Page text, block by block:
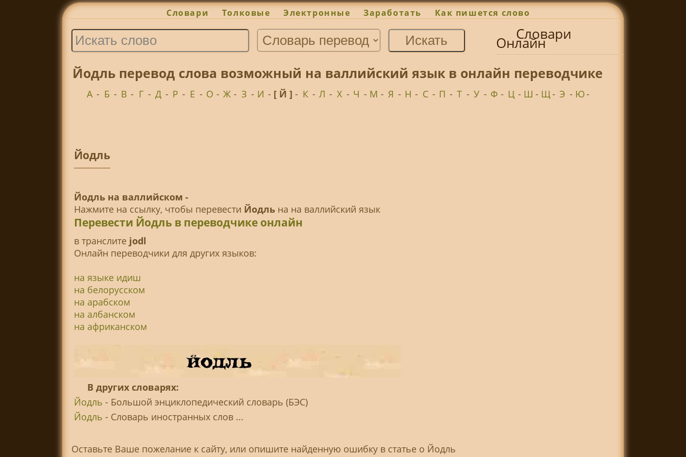
Словари Толковые Электронные Заработать Как пишется слово
Словари
Онлайн
Йодль перевод слова возможный на валлийский язык в онлайн переводчике
А - Б - В - Г - Д - Р - Е - О - Ж - З - И - [ Й ]- К - Л - Х - Ч - М - Я - Н - С - П - Т - У - Ф - Ц - Ш - Щ- Э - Ю-
Йодль
Йодль на валлийском -
Нажмите на ссылку, чтобы перевести Йодльна на валлийский язык
Перевести Йодль в переводчике онлайн
в транслитe jodl
Онлайн переводчики для других языков:
на языке идиш
на белорусском
на арабском
на албанском
на африканском
В других словарях:
Йодль - Большой энциклопедический словарь (БЭС)
Йодль - Словарь иностранных слов ...
Оставьте Ваше пожелание к сайту, или опишите найденную ошибку в статье о Йодль